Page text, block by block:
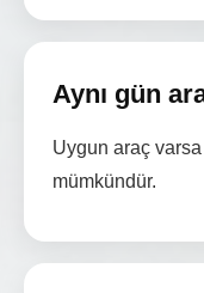
Aynı gün
Uygun araç
mümkündür.